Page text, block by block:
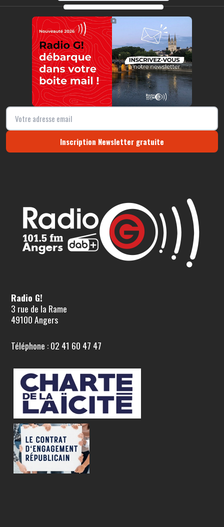
https://radio-g.fr?4661
⧉
Inscription Newsletter gratuite
Radio G!
3 rue de la Rame
49100 Angers
Téléphone : 02 41 60 47 47